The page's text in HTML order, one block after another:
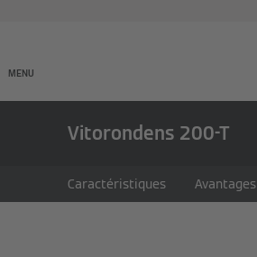
MENU
Vitorondens 200-T
Caractéristiques Avantages